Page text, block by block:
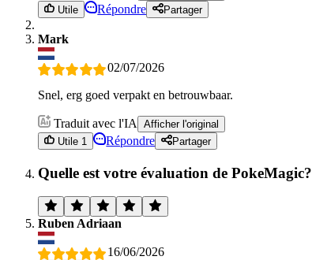
Utile
Répondre Partager
Mark
02/07/2026
Snel, erg goed verpakt en betrouwbaar.
Traduit avec l'IA
Afficher l'original
Utile 1
Répondre Partager
Quelle est votre évaluation de PokeMagic?
Ruben Adriaan
16/06/2026